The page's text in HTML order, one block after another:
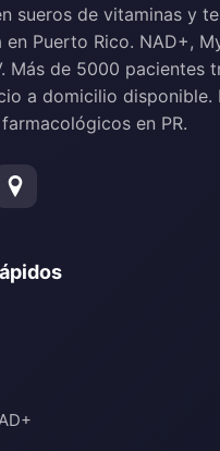
sueros de vitaminas y
en Puerto Rico. NAD+,
Más de 5000 pacientes
a domicilio disponible.
en PR.